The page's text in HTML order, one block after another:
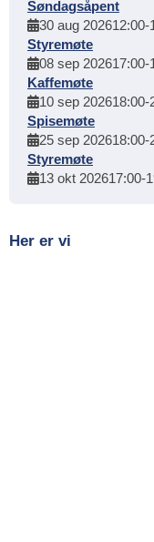
Søndagsåpent
30 aug 202612:00-
Styremøte
08 sep 202617:00-
Kaffemøte
10 sep 202618:00-
Spisemøte
25 sep 202618:00-
Styremøte
13 okt 202617:00-
Her er vi